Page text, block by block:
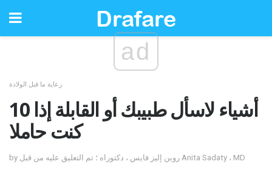
ad
رعاية ما قبل الولادة
10 أشياء لاسأل طبيبك أو القابلة إذا
كنت حاملا
by روبن إليز فايس ، دكتوراه ؛ تم التعليق عليه من قبل Anita Sadaty ، MD